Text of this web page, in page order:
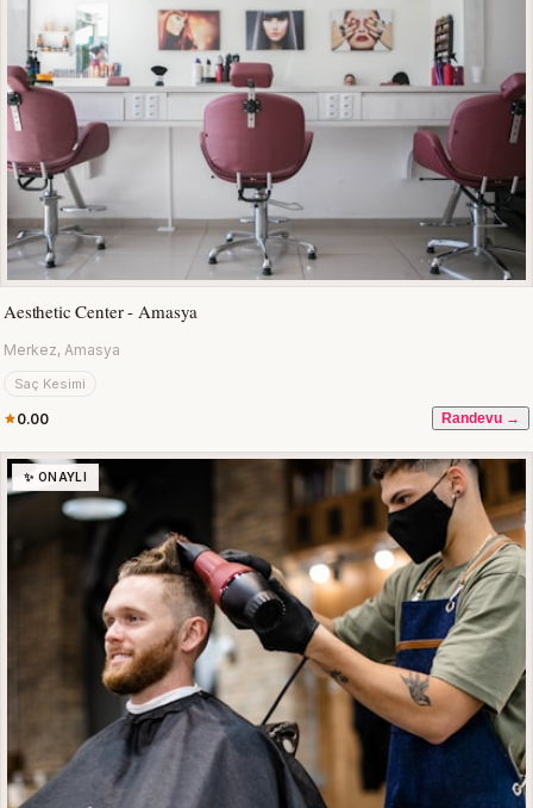
Aesthetic Center - Amasya
Merkez, Amasya
Saç Kesimi
0.00 Randevu →
✨ ONAYLI